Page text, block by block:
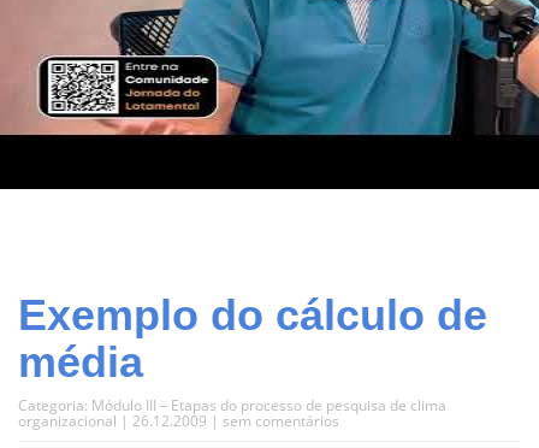
Exemplo do cálculo de
média
Categoria: Módulo III – Etapas do processo de pesquisa de clima
organizacional | 26.12.2009 | sem comentários